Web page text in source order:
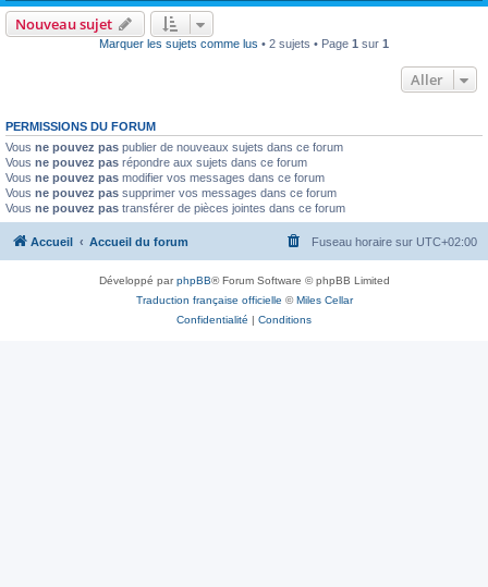
Nouveau sujet
Marquer les sujets comme lus • 2 sujets • Page 1 sur 1
Aller
PERMISSIONS DU FORUM
Vous ne pouvez pas publier de nouveaux sujets dans ce forum
Vous ne pouvez pas répondre aux sujets dans ce forum
Vous ne pouvez pas modifier vos messages dans ce forum
Vous ne pouvez pas supprimer vos messages dans ce forum
Vous ne pouvez pas transférer de pièces jointes dans ce forum
Accueil Accueil du forum Fuseau horaire sur UTC+02:00
Développé parphpBB® Forum Software © phpBB Limited
Traduction française officielle ©Miles Cellar
Confidentialité | Conditions